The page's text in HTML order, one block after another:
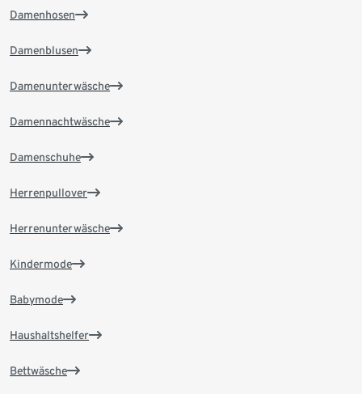
Damenhosen
Damenblusen
Damenunterwäsche
Damennachtwäsche
Damenschuhe
Herrenpullover
Herrenunterwäsche
Kindermode
Babymode
Haushaltshelfer
Bettwäsche